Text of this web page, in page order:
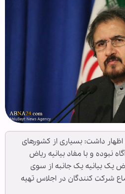
داشت: بسیاری از کشورهای
نبوده و با مفاد بیانیه ریاض
یک بیانیه یک جانبه از سوی
شرکت کنندگان در اجلاس تهیه